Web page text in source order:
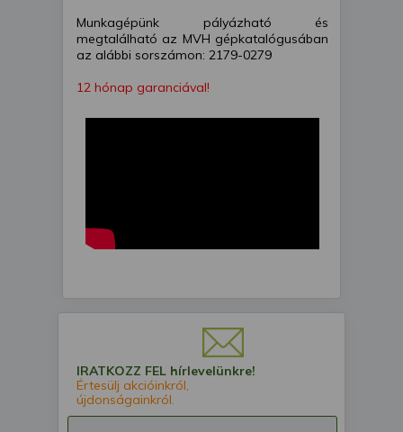
Munkagépünk pályázható és
megtalálható az MVH gépkatalógusában
az alábbi sorszámon: 2179-0279
12 hónap garanciával!
IRATKOZZ FEL hírlevelünkre!
Értesülj akcióinkról,
újdonságainkról.